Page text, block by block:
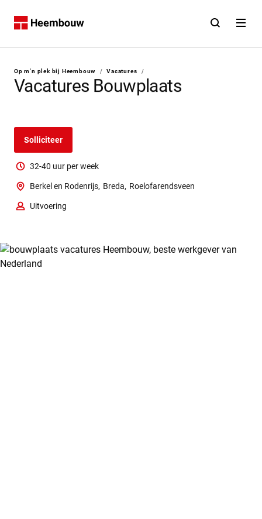
Home Open Open
Contact
U bent hier:
Op m'n plek bij Heembouw / Vacatures /
Vacatures Bouwplaats
Solliciteer
32-40 uur per week
Berkel en Rodenrijs, Breda, Roelofarendsveen
Uitvoering